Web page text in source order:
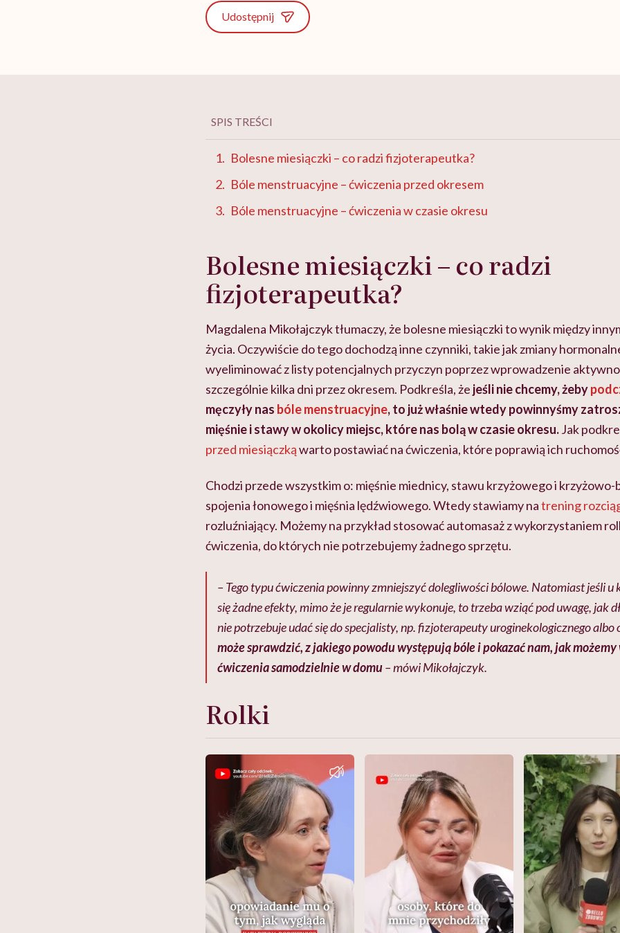
Udostępnij
SPIS TREŚCI
Bolesne miesiączki – co radzi fizjoterapeutka?
Bóle menstruacyjne – ćwiczenia przed okresem
Bóle menstruacyjne – ćwiczenia w czasie okresu
Bolesne miesiączki – co radzi
fizjoterapeutka?
Magdalena Mikołajczyk tłumaczy, że bolesne miesiączki to wynik między
życia. Oczywiście do tego dochodzą inne czynniki, takie jak zmiany
wyeliminować z listy potencjalnych przyczyn poprzez wprowadzenie
szczególnie kilka dni przez okresem. Podkreśla, że jeśli nie chcemy, żeby
męczyły nas bóle menstruacyjne, to już właśnie wtedy powinnyśmy
mięśnie i stawy w okolicy miejsc, które nas bolą w czasie okresu.Jak
przed miesiączkąwarto postawiać na ćwiczenia, które poprawią ich
Chodzi przede wszystkim o: mięśnie miednicy, stawu krzyżowego i
spojenia łonowego i mięśnia lędźwiowego. Wtedy stawiamy natrening
rozluźniający. Możemy na przykład stosować automasaż z wykorzystaniem
ćwiczenia, do których nie potrzebujemy żadnego sprzętu.
– Tego typu ćwiczenia powinny zmniejszyć dolegliwości bólowe. Natomiast jeśli u
się żadne efekty, mimo że je regularnie wykonuje, to trzeba wziąć pod uwagę, jak
nie potrzebuje udać się do specjalisty, np. fizjoterapeuty uroginekologicznego albo
może sprawdzić, z jakiego powodu występują bóle i pokazać nam, jak
ćwiczenia samodzielnie w domu– mówi Mikołajczyk.
Rolki